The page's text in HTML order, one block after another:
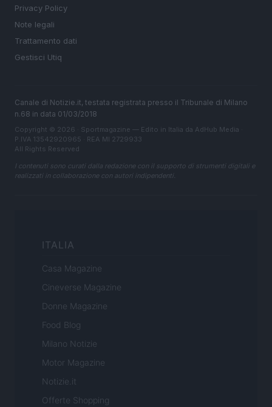
Privacy Policy
Note legali
Trattamento dati
Gestisci Utiq
Canale di Notizie.it, testata registrata presso il Tribunale di Milano
n.68 in data 01/03/2018
Copyright © 2026 · Sportmagazine — Edito in Italia da AdHub Media
P.IVA 13542920965 · REA MI 2729933
All Rights Reserved
I contenuti sono curati dalla redazione con il supporto di strumenti digitali e
realizzati in collaborazione con autori indipendenti.
ITALIA
Casa Magazine
Cineverse Magazine
Donne Magazine
Food Blog
Milano Notizie
Motor Magazine
Notizie.it
Offerte Shopping